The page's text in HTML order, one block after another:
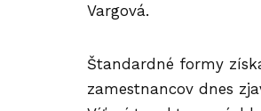
Vargová.
Štandardné formy
zamestnancov dnes